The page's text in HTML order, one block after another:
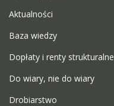
Aktualności
Baza wiedzy
Dopłaty i renty strukturalne
Do wiary, nie do wiary
Drobiarstwo